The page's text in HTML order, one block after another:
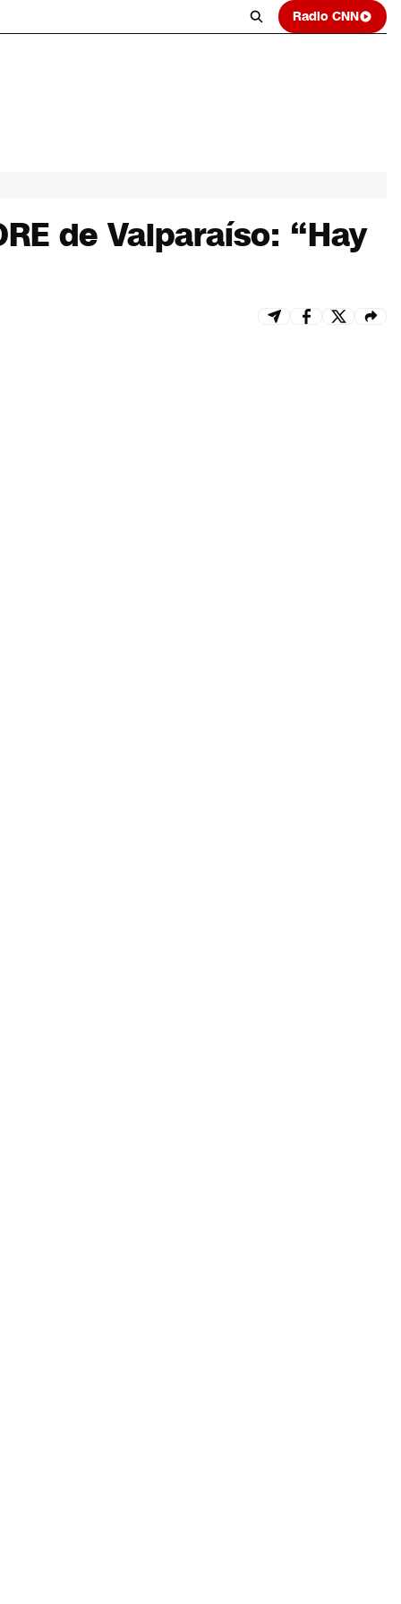
Radio CNN
de Valparaíso: “Hay